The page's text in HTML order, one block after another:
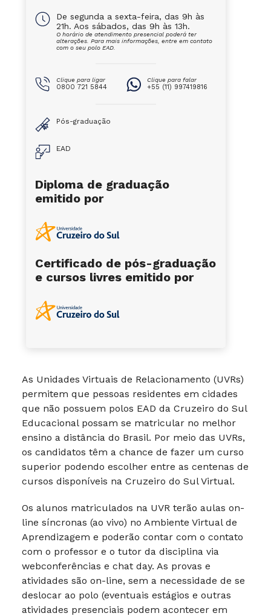
As Unidades Virtuais de Relacionamento (UVRs)
permitem que pessoas residentes em cidades
que não possuem polos EAD da Cruzeiro do Sul
Educacional possam se matricular no melhor
ensino a distância do Brasil. Por meio das UVRs,
os candidatos têm a chance de fazer um curso
superior podendo escolher entre as centenas de
cursos disponíveis na Cruzeiro do Sul Virtual.
Os alunos matriculados na UVR terão aulas on-
line síncronas (ao vivo) no Ambiente Virtual de
Aprendizagem e poderão contar com o contato
com o professor e o tutor da disciplina via
webconferências e chat day. As provas e
atividades são on-line, sem a necessidade de se
deslocar ao polo (eventuais estágios e outras
atividades presenciais podem acontecer em
De segunda a sexta-feira, das 9h às
21h. Aos sábados, das 9h às 13h.
O horário de atendimento presencial poderá ter
alterações. Para mais informações, entre em contato
com o seu polo EAD.
Clique para ligar
0800 721 5844
Clique para falar
+55 (11) 997419816
Pós-graduação
EAD
Diploma de graduação
emitido por
Certificado de pós-graduação
e cursos livres emitido por